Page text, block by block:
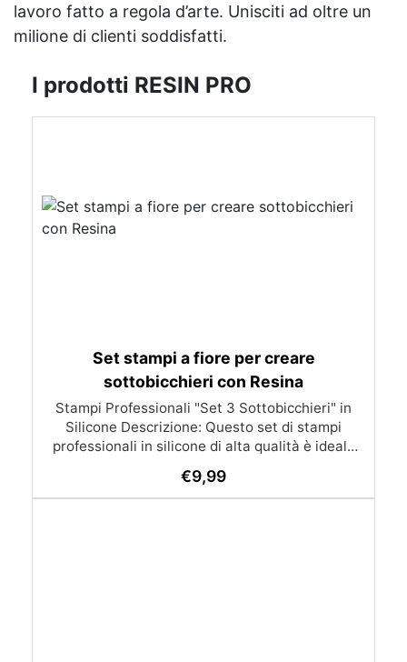
lavoro fatto a regola d’arte. Unisciti ad oltre un
milione di clienti soddisfatti.
I prodotti RESIN PRO
Set stampi a fiore per creare
sottobicchieri con Resina
Stampi Professionali "Set 3 Sottobicchieri" in
Silicone Descrizione: Questo set di stampi
professionali in silicone di alta qualità è ideale
decorativi. Perfetto per progetti in resina, è
eccellente anche per elementi decorativi e
€9,99